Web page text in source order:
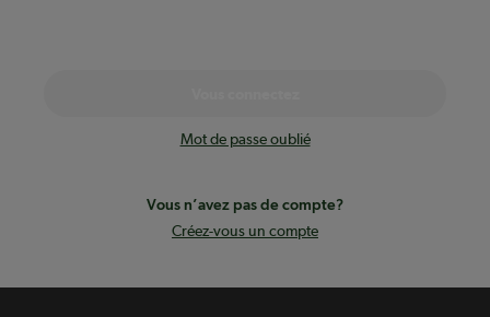
Mot de passe oublié
Vous n’avez pas de compte?
Créez-vous un compte